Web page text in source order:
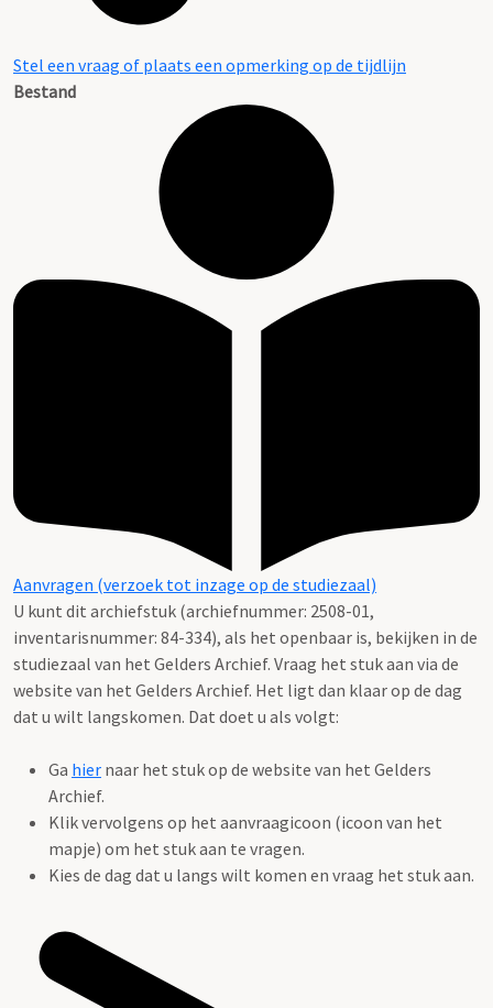
Stel een vraag of plaats een opmerking op de tijdlijn
Bestand
Aanvragen (verzoek tot inzage op de studiezaal)
U kunt dit archiefstuk (archiefnummer: 2508-01,
inventarisnummer: 84-334), als het openbaar is, bekijken in de
studiezaal van het Gelders Archief. Vraag het stuk aan via de
website van het Gelders Archief. Het ligt dan klaar op de dag
dat u wilt langskomen. Dat doet u als volgt:
Ga hier naar het stuk op de website van het Gelders
Archief.
Klik vervolgens op het aanvraagicoon (icoon van het
mapje) om het stuk aan te vragen.
Kies de dag dat u langs wilt komen en vraag het stuk aan.